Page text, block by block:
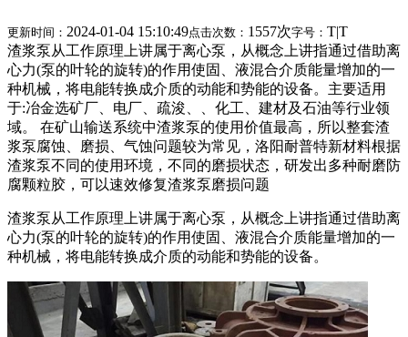
更新时间： 2024-01-04 15:10:49点击次数： 1557次字号： T|T
渣浆泵从工作原理上讲属于离心泵，从概念上讲指通过借助离
心力(泵的叶轮的旋转)的作用使固、液混合介质能量增加的一
种机械，将电能转换成介质的动能和势能的设备。主要适用
于:冶金选矿厂、电厂、疏浚、、化工、建材及石油等行业领
域。 在矿山输送系统中渣浆泵的使用价值最高，所以整套渣
浆泵腐蚀、磨损、气蚀问题较为常见，洛阳耐普特新材料根据
渣浆泵不同的使用环境，不同的磨损状态，研发出多种耐磨防
腐颗粒胶，可以速效修复渣浆泵磨损问题
渣浆泵从工作原理上讲属于离心泵，从概念上讲指通过借助离
心力(泵的叶轮的旋转)的作用使固、液混合介质能量增加的一
种机械，将电能转换成介质的动能和势能的设备。